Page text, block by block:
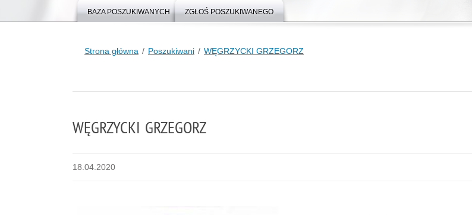
BAZA POSZUKIWANYCH ZGŁOŚ POSZUKIWANEGO
Strona główna Poszukiwani WĘGRZYCKI GRZEGORZ
WĘGRZYCKI GRZEGORZ
18.04.2020